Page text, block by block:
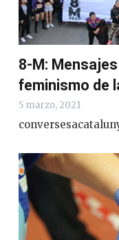
8-M:
feminismo de
5 marzo, 2021